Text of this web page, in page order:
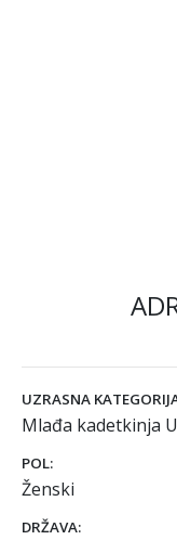
UZRASNA
Mlađa kadetkinja
POL:
Ženski
DRŽAVA: